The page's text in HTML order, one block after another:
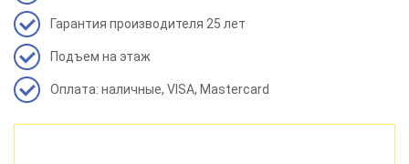
Гарантия производителя 25 лет
Подъем на этаж
Оплата: наличные, VISA, Mastercard